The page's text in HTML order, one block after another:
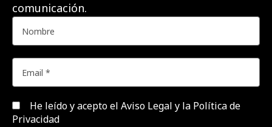
comunicación.
He leído y acepto el Aviso Legal y la Política de
Privacidad